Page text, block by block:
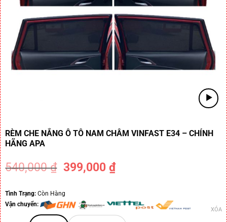
RÈM CHE NẮNG Ô TÔ NAM CHÂM VINFAST E34 – CHÍNH
HÃNG APA
540,000₫ 399,000₫
Tình Trạng:Còn Hàng
Vận chuyển:
XÓA